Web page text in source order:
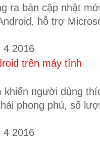
ra bản cập nhật
hỗ trợ
4 2016
trên máy tính
người dùng
phong phú, số
4 2016